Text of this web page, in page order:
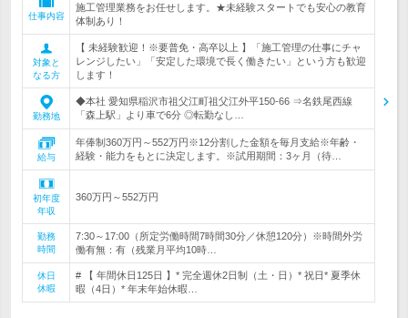
仕事内容
施工管理業務をお任せします。★未経験スタートでも安心の教育
体制あり！
対象と
なる方
【 未経験歓迎！※要普免・高卒以上 】「施工管理の仕事にチャ
レンジしたい」「安定した環境で長く働きたい」という方も歓迎
します！
勤務地
◆本社 愛知県稲沢市祖父江町祖父江外平150-66 ⇒名鉄尾西線
「森上駅」より車で6分 ◎転勤なし…
給与
年俸制360万円～552万円※12分割した金額を毎月支給※年齢・
経験・能力をもとに決定します。※試用期間：3ヶ月（待…
初年度
年収
360万円～552万円
勤務
時間
7:30～17:00（所定労働時間7時間30分／休憩120分）※時間外労
働有無：有（残業月平均10時…
休日
休暇
# 【 年間休日125日 】* 完全週休2日制（土・日）* 祝日* 夏季休
暇（4日）* 年末年始休暇…